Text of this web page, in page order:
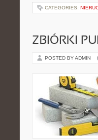
CATEGORIES:
ZBIÓRKI
POSTED BY ADMIN